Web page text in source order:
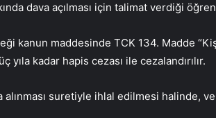
dava açılması için talimat verdiği
kanun maddesinde TCK 134. Madde
kadar hapis cezası ile cezalandırılır.
suretiyle ihlal edilmesi halinde,